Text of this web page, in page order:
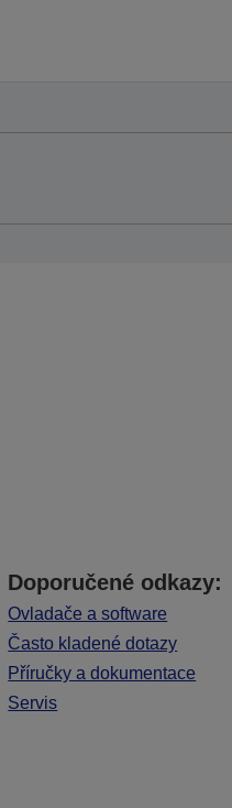
Doporučené odkazy:
Ovladače a software
Často kladené dotazy
Příručky a dokumentace
Servis